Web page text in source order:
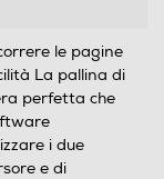
le pagine
La pallina di
perfetta che
i due
e di